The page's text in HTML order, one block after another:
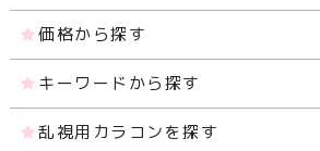
価格から探す
キーワードから探す
乱視用カラコンを探す